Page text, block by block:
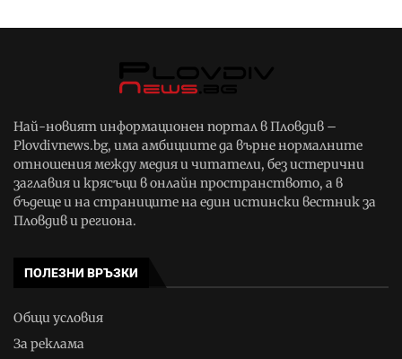
Най-новият информационен портал в Пловдив –
Plovdivnews.bg, има амбициите да върне нормалните
отношения между медия и читатели, без истерични
заглавия и крясъци в онлайн пространството, а в
бъдеще и на страниците на един истински вестник за
Пловдив и региона.
ПОЛЕЗНИ ВРЪЗКИ
Общи условия
За реклама